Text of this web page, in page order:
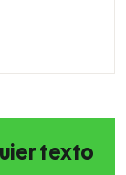
texto